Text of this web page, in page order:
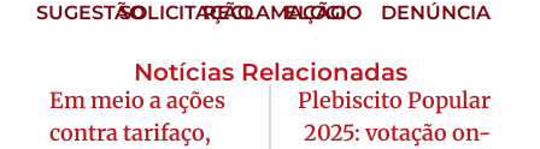
SUGESTÃOSOLICITAÇÃORECLAMAÇÃO
ELOGIO DENÚNCIA
Notícias Relacionadas
Em meio a ações
contra tarifaço,
Plebiscito Popular
2025: votação on-